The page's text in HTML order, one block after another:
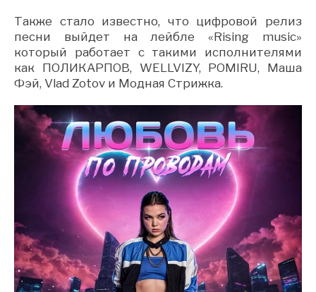
Также стало известно, что цифровой релиз
песни выйдет на лейбле «Rising music»
который работает с такими исполнителями
как ПОЛИКАРПОВ, WELLVIZY, POMIRU, Маша
Фэй, Vlad Zotov и Модная Стрижка.